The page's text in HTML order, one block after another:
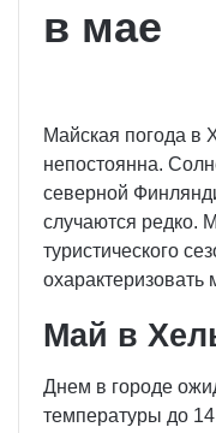
в мае
Майская погода в
непостоянна.
северной
случаются редко.
туристического
охарактеризовать
Май в
Днем в городе
температуры до